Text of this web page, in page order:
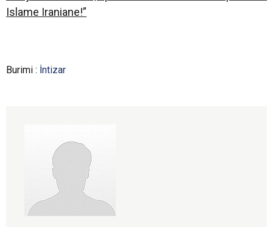
Islame Iraniane!”
Burimi : İntizar